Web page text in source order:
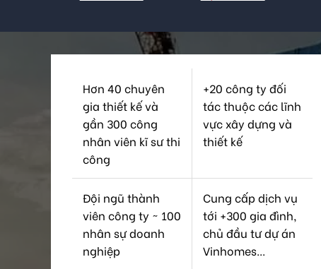
Hơn 40 chuyên
gia thiết kế và
gần 300 công
nhân viên kĩ sư thi
công
+20 công ty đối
tác thuộc các lĩnh
vực xây dựng và
thiết kế
Đội ngũ thành
viên công ty ~ 100
nhân sự doanh
nghiệp
Cung cấp dịch vụ
tới +300 gia đình,
chủ đầu tư dự án
Vinhomes...